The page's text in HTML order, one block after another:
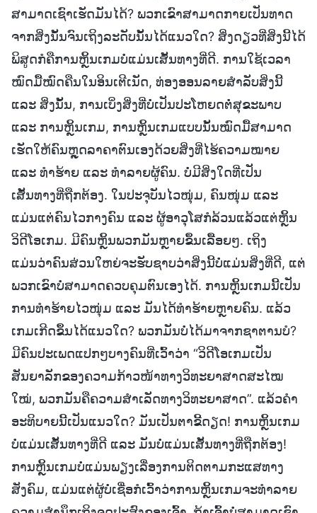
ສາມາດເຊົາເຮັດມັນໄດ້? ພວກເຂົາສາມາດກາຍເປັນທາດ
ຈາກສິ່ງນັ້ນຈົນເຖິງລະດັບນັ້ນໄດ້ແນວໃດ? ສິ່ງດຽວທີ່ສິ່ງນີ້ໄດ້
ພິສູດກໍຄືການຫຼິ້ນເກມບໍ່ແມ່ນເສັ້ນທາງທີ່ດີ. ການໃຊ້ເວລາ
ໝົດມື້ໝົດຄືນໃນອິນເຕີເນັດ, ທ່ອງອອນລາຍສຳລັບສິ່ງນີ້
ແລະ ສິ່ງນັ້ນ, ການເບິ່ງສິ່ງທີ່ບໍ່ເປັນປະໂຫຍດຕໍ່ສຸຂະພາບ
ແລະ ການຫຼິ້ນເກມ, ການຫຼິ້ນເກມແບບນັ້ນໝົດມື້ສາມາດ
ເຮັດໃຫ້ຄົນຫຼຸດລາຄາຕົນເອງດ້ວຍສິ່ງທີ່ໄຮ້ຄວາມໝາຍ
ແລະ ທຳຮ້າຍ ແລະ ທຳລາຍຜູ້ຄົນ. ບໍ່ມີສິ່ງໃດທີ່ເປັນ
ເສັ້ນທາງທີ່ຖືກຕ້ອງ. ໃນປະຈຸບັນໄວໜຸ່ມ, ຄົນໜຸ່ມ ແລະ
ແມ່ນແຕ່ຄົນໄວກາງຄົນ ແລະ ຜູ້ອາວຸໂສກໍລ້ວນແລ້ວແຕ່ຫຼິ້ນ
ວິດີໂອເກມ. ມີຄົນຫຼິ້ນພວກມັນຫຼາຍຂຶ້ນເລື້ອຍໆ. ເຖິງ
ແມ່ນວ່າຄົນສ່ວນໃຫຍ່ຈະຮັບຊາບວ່າສິ່ງນີ້ບໍ່ແມ່ນສິ່ງທີ່ດີ, ແຕ່
ພວກເຂົາບໍ່ສາມາດຄວບຄຸມຕົນເອງໄດ້. ການຫຼິ້ນເກມນີ້ເປັນ
ການທຳຮ້າຍໄວໜຸ່ມ ແລະ ມັນໄດ້ທຳຮ້າຍຫຼາຍຄົນ. ແລ້ວ
ເກມເກີດຂຶ້ນໄດ້ແນວໃດ? ພວກມັນບໍ່ໄດ້ມາຈາກຊາຕານບໍ?
ມີຄົນປະເພດແປກໆບາງຄົນທີ່ເວົ້າວ່າ “ວິດີໂອເກມເປັນ
ສັນຍາລັກຂອງຄວາມກ້າວໜ້າທາງວິທະຍາສາດສະໄໝ
ໃໝ່, ພວກມັນຄືຄວາມສຳເລັດທາງວິທະຍາສາດ”. ແລ້ວຄຳ
ອະທິບາຍນີ້ເປັນແນວໃດ? ມັນເປັນຕາຂີ້ດຽດ! ການຫຼິ້ນເກມ
ບໍ່ແມ່ນເສັ້ນທາງທີ່ດີ ແລະ ມັນບໍ່ແມ່ນເສັ້ນທາງທີ່ຖືກຕ້ອງ!
ການຫຼິ້ນເກມບໍ່ແມ່ນພຽງເລື່ອງການຕິດຕາມກະແສທາງ
ສັງຄົມ, ແມ່ນແຕ່ຜູ້ບໍ່ເຊື່ອກໍເວົ້າວ່າການຫຼິ້ນເກມຈະທໍາລາຍ